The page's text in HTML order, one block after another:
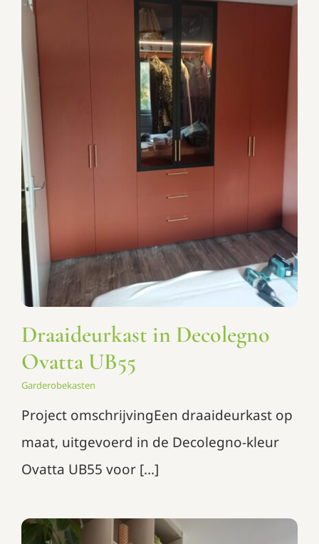
Draaideurkast in Decolegno
Ovatta UB55
Garderobekasten
Draaideurkast in Decolegno
Ovatta UB55
Garderobekasten
Project omschrijvingEen draaideurkast op
maat, uitgevoerd in de Decolegno-kleur
Ovatta UB55 voor [...]